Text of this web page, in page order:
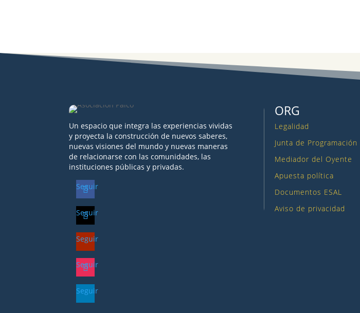
Un espacio que integra las experiencias vividas
y proyecta la construcción de nuevos saberes,
nuevas visiones del mundo y nuevas maneras
de relacionarse con las comunidades, las
instituciones públicas y privadas.
Seguir
Seguir
Seguir
Seguir
Seguir
ORG
Legalidad
Junta de Programación
Mediador del Oyente
Apuesta política
Documentos ESAL
Aviso de privacidad